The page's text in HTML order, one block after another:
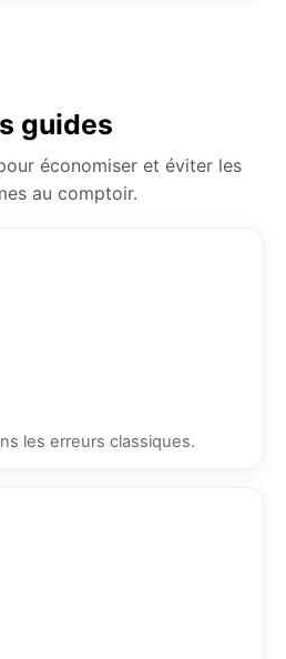
guides
économiser et éviter les
au comptoir.
les erreurs classiques.